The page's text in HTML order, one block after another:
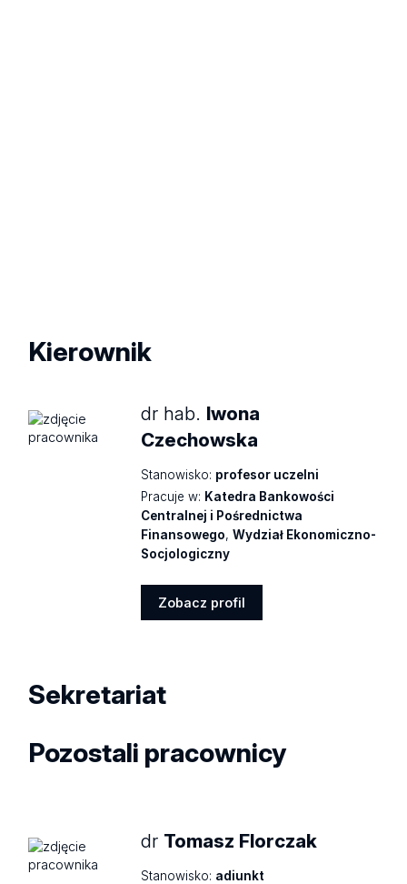
Kierownik
dr hab. Iwona
Czechowska
Stanowisko: profesor uczelni
Pracuje w: Katedra Bankowości
Centralnej i Pośrednictwa
Finansowego,Wydział Ekonomiczno-
Socjologiczny
Zobacz profil
Sekretariat
Pozostali pracownicy
dr Tomasz Florczak
Stanowisko: adiunkt